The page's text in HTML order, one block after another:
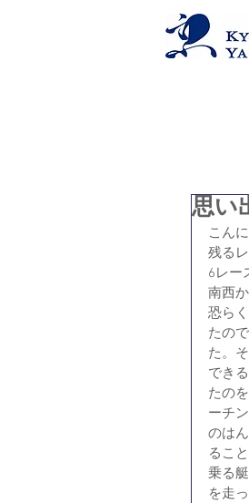
思い
こん
残る
6レー
南西
恐ら
たの
た。
でき
たの
ーチ
のは
るこ
乗る
を走